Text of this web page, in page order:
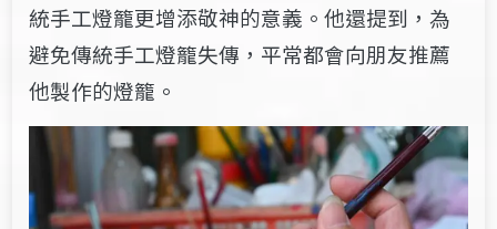
統手工燈籠更增添敬神的意義。他還提到，為
避免傳統手工燈籠失傳，平常都會向朋友推薦
他製作的燈籠。